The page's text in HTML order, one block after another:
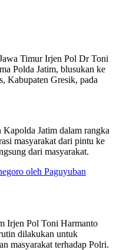
Timur Irjen Pol Dr Toni
Polda Jatim, blusukan ke
Kabupaten Gresik, pada
Jatim dalam rangka
masyarakat dari pintu ke
dari masyarakat.
oleh Paguyuban
Irjen Pol Toni Harmanto
dilakukan untuk
masyarakat terhadap Polri.